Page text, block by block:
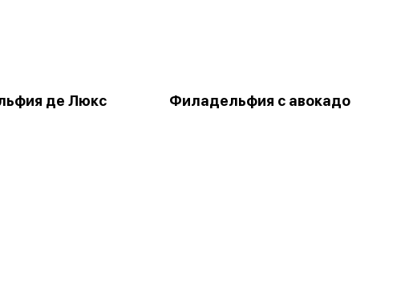
де Люкс Филадельфия с авокадо